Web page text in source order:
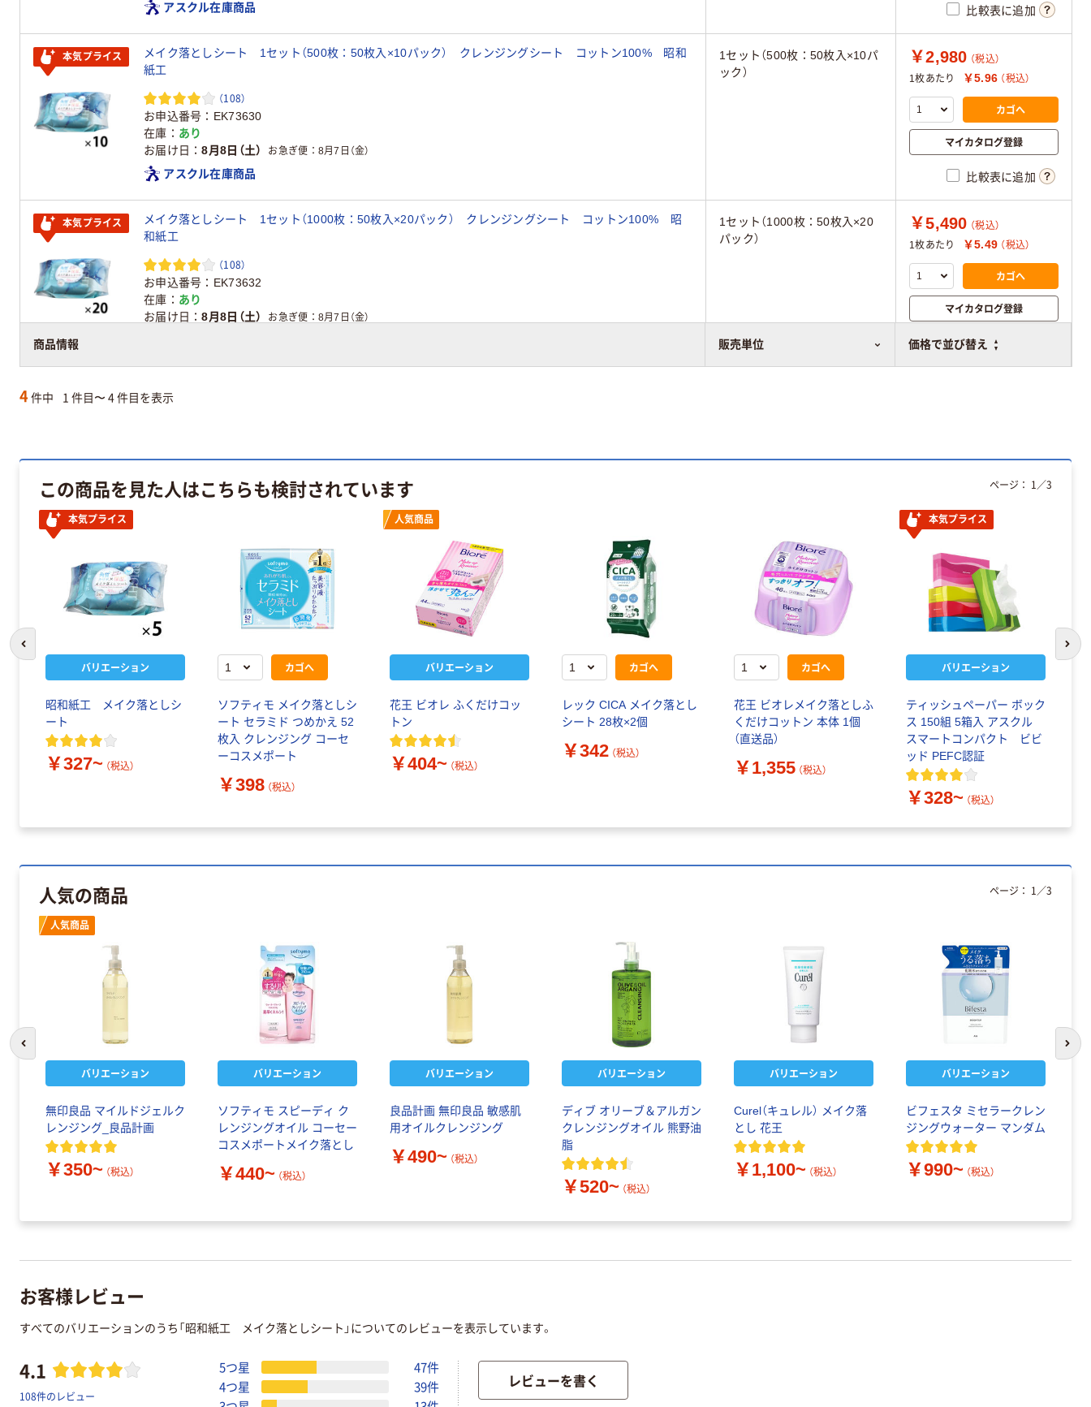
商品情報 販売単位 価格で並び替え
アスクル在庫商品 比較表に追加
本気プライス
メイク落としシート 1セット（500枚：50枚入×10パック） クレンジングシート コットン100% 昭和
紙工
（108）
お申込番号
EK73630
在庫
あり
お届け日
8月8日（土） お急ぎ便 8月7日（金）
アスクル在庫商品
1セット（500枚：50枚入×10パ
ック）
￥2,980 （税込）
1枚あたり
￥5.96 （税込）
カゴへ
マイカタログ登録
比較表に追加
本気プライス
メイク落としシート 1セット（1000枚：50枚入×20パック） クレンジングシート コットン100% 昭
和紙工
（108）
お申込番号
EK73632
在庫
あり
お届け日
8月8日（土） お急ぎ便 8月7日（金）
1セット（1000枚：50枚入×20
パック）
￥5,490 （税込）
1枚あたり
￥5.49 （税込）
カゴへ
マイカタログ登録
比較表に追加
4 件中 1 件目〜 4 件目を表示
この商品を見た人はこちらも検討されています
本気プライス
バリエーション
昭和紙工 メイク落としシ
ート
￥327~ （税込）
カゴへ
ソフティモ メイク落としシ
ート セラミド つめかえ 52
枚入 クレンジング コーセ
ーコスメポート
￥398 （税込）
人気商品
バリエーション
花王 ビオレ ふくだけコッ
トン
￥404~ （税込）
カゴへ
レック CICA メイク落とし
シート 28枚×2個
￥342 （税込）
カゴへ
花王 ビオレメイク落としふ
くだけコットン 本体 1個
（直送品）
￥1,355 （税込）
本気プライス
バリエーション
ティッシュペーパー ボック
ス 150組 5箱入 アスクル
スマートコンパクト ビビ
ッド PEFC認証
￥328~ （税込）
ページ： 1 ／3
前のスライドへ 次
人気の商品
人気商品
バリエーション
無印良品 マイルドジェルク
レンジング_良品計画
￥350~ （税込）
バリエーション
ソフティモ スピーディ ク
レンジングオイル コーセー
コスメポートメイク落とし
￥440~ （税込）
バリエーション
良品計画 無印良品 敏感肌
用オイルクレンジング
￥490~ （税込）
バリエーション
ディブ オリーブ＆アルガン
クレンジングオイル 熊野油
脂
￥520~ （税込）
バリエーション
Curel（キュレル） メイク落
とし 花王
￥1,100~ （税込）
バリエーション
ビフェスタ ミセラークレン
ジングウォーター マンダム
￥990~ （税込）
ページ： 1 ／3
次
お客様レビュー
すべてのバリエーションのうち「昭和紙工 メイク落としシート」についてのレビューを表示しています。
4.1
108件のレビュー
5つ星
47件
4つ星
39件
レビューを書く